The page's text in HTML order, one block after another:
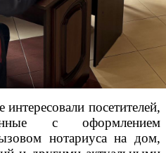
посетителей,
с оформлением
нотариуса на дом,